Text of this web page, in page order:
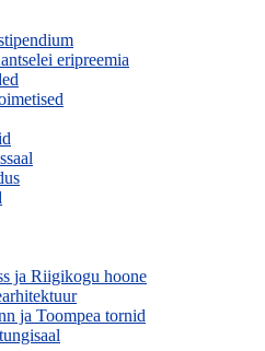
eripreemia
ja Riigikogu hoone
ja Toompea tornid